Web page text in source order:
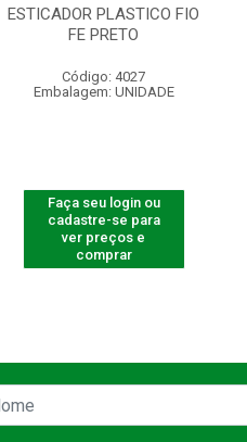
ESTICADOR PLASTICO FIO
FE PRETO
Código: 4027
Embalagem: UNIDADE
Faça seu login ou
cadastre-se para
ver preços e
comprar